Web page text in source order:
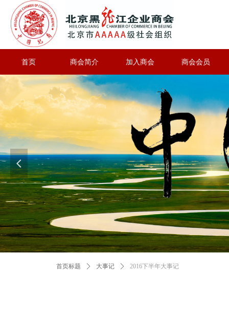
首页 商会简介 加入商会 商会会员
넳
首页标题 ꄲ 大事记 ꄲ 2016下半年大事记